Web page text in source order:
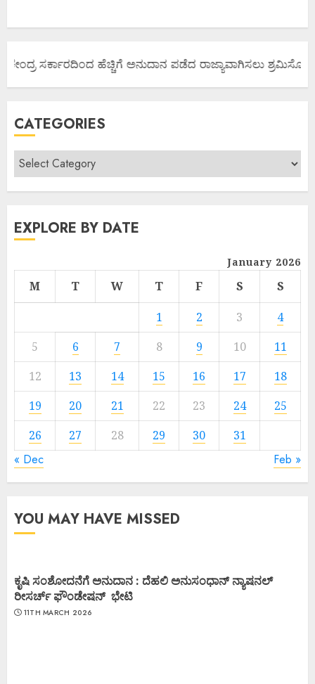
ಕೇಂದ್ರ ಸರ್ಕಾರದಿಂದ ಹೆಚ್ಚಿಗೆ ಅನುದಾನ ಪಡೆದ ರಾಜ್ಯಾವಾಗಿಸಲು ಶ್ರಮಿಸೋಣ
CATEGORIES
EXPLORE BY DATE
January 2026
M T W T F S
S
1
2 3
4
5
6 7 8 9 10
11
12
13 14 15 16 17
18
19
20 21 22 23 24
25
26
27 28 29 30 31
« Dec Feb »
YOU MAY HAVE MISSED
ಕೃಷಿ ಸಂಶೋದನೆಗೆ ಅನುದಾನ : ದೆಹಲಿ ಅನುಸಂಧಾನ್ ನ್ಯಾಷನಲ್
ರೀಸರ್ಚ್ ಫೌಂಡೇಷನ್ ಭೇಟಿ
11TH MARCH 2026